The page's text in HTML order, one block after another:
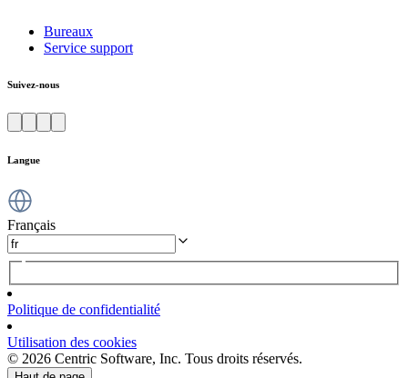
Bureaux
Service support
Suivez-nous
Langue
Français
Politique de confidentialité
Utilisation des cookies
© 2026 Centric Software, Inc. Tous droits réservés.